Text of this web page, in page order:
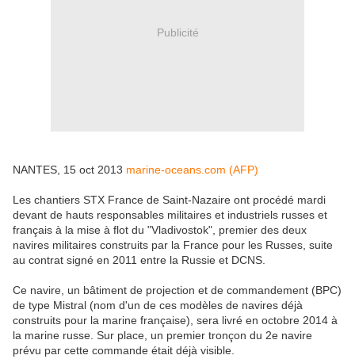
Publicité
NANTES, 15 oct 2013 marine-oceans.com (AFP)
Les chantiers STX France de Saint-Nazaire ont procédé mardi
devant de hauts responsables militaires et industriels russes et
français à la mise à flot du "Vladivostok", premier des deux
navires militaires construits par la France pour les Russes, suite
au contrat signé en 2011 entre la Russie et DCNS.
Ce navire, un bâtiment de projection et de commandement (BPC)
de type Mistral (nom d'un de ces modèles de navires déjà
construits pour la marine française), sera livré en octobre 2014 à
la marine russe. Sur place, un premier tronçon du 2e navire
prévu par cette commande était déjà visible.